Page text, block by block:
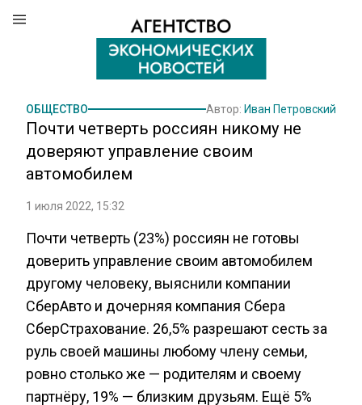
ОБЩЕСТВО Автор: Иван Петровский
Почти четверть россиян никому не
доверяют управление своим
автомобилем
1 июля 2022, 15:32
Почти четверть (23%) россиян не готовы
доверить управление своим автомобилем
другому человеку, выяснили компании
СберАвто и дочерняя компания Сбера
СберСтрахование. 26,5% разрешают сесть за
руль своей машины любому члену семьи,
ровно столько же — родителям и своему
партнёру, 19% — близким друзьям. Ещё 5%